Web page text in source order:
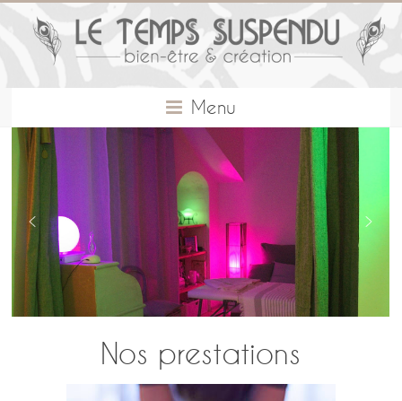
Menu
Nos prestations